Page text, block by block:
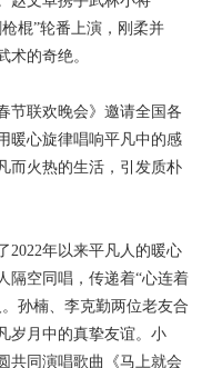
棍”轮番上演，刚柔并
武术的奇绝。
节联欢晚会》邀请全国各
暖心旋律唱响平凡中的感
而火热的生活，引发质朴
2022年以来平凡人的暖心
隔空同唱，传递着“心连着
孙楠、李克勤两位老友合
岁月中的真挚友谊。小
共同演唱歌曲《马上就会